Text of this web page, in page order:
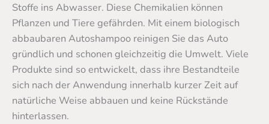
Stoffe ins Abwasser. Diese Chemikalien können
Pflanzen und Tiere gefährden. Mit einem biologisch
abbaubaren Autoshampoo reinigen Sie das Auto
gründlich und schonen gleichzeitig die Umwelt. Viele
Produkte sind so entwickelt, dass ihre Bestandteile
sich nach der Anwendung innerhalb kurzer Zeit auf
natürliche Weise abbauen und keine Rückstände
hinterlassen.